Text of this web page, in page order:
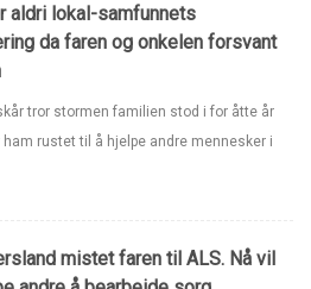
aldri lokal-samfunnets
da faren og onkelen forsvant
tror stormen familien stod i for åtte år
ham rustet til å hjelpe andre mennesker i
mistet faren til ALS. Nå vil